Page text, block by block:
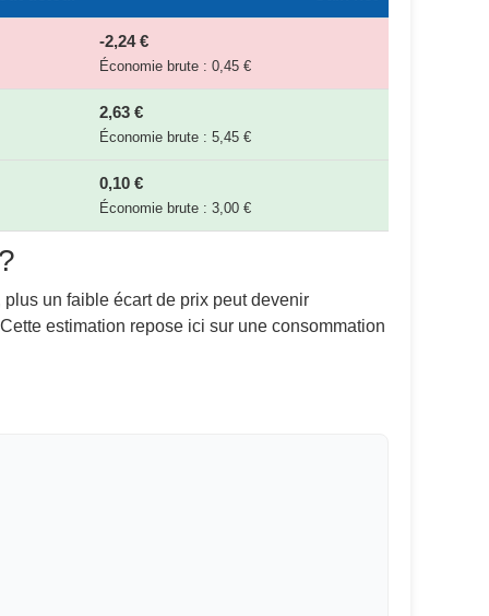
-2,24 €
Économie brute : 0,45 €
2,63 €
Économie brute : 5,45 €
0,10 €
Économie brute : 3,00 €
un faible écart de prix peut devenir
estimation repose ici sur une consommation